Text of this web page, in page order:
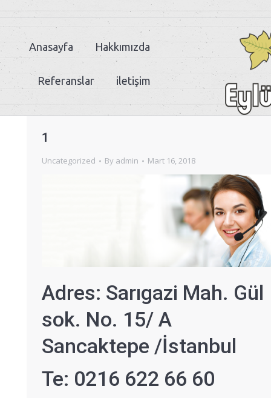
Anasayfa Hakkımızda
Referanslar iletişim
1
Uncategorized By admin Mart 16, 2018
Adres: Sarıgazi Mah. Gül
sok. No. 15/ A
Sancaktepe /İstanbul
Te: 0216 622 66 60